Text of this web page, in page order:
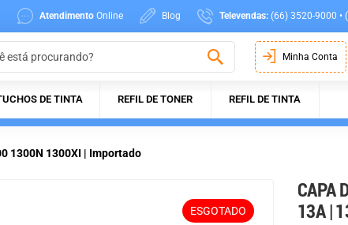
Atendimento Online Blog Televendas: (66) 3520-9000 •
Minha Conta
DE TINTA REFIL DE TONER REFIL DE TINTA
1300N 1300XI | Importado
ESGOTADO
CAPA
13A |